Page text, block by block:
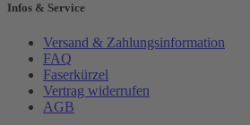
Infos & Service
Versand & Zahlungsinformation
FAQ
Faserkürzel
Vertrag widerrufen
AGB